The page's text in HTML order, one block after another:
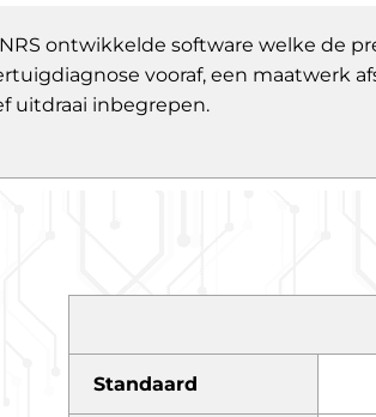
ontwikkelde software welke de
vooraf, een
uitdraai inbegrepen.
Standaard